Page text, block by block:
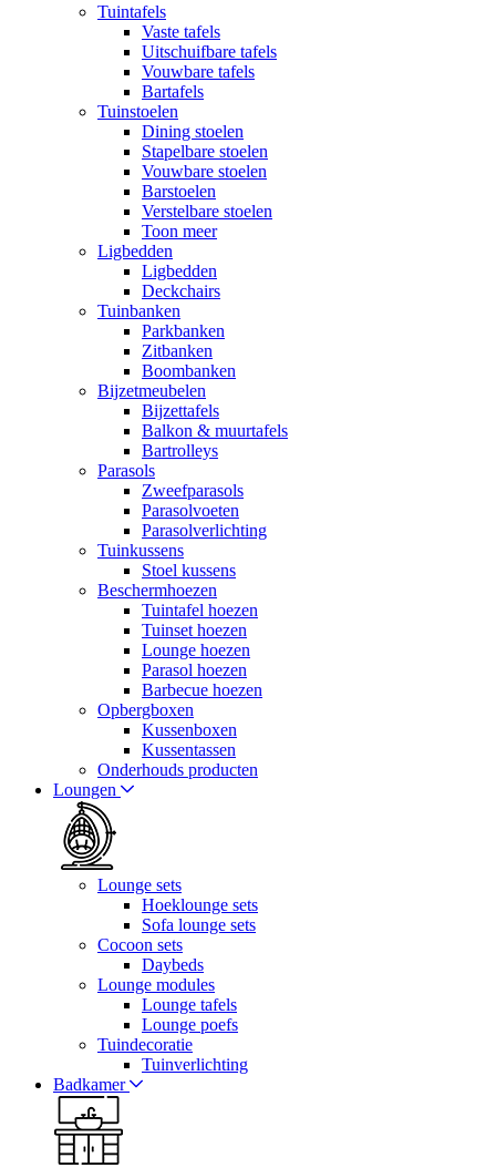
Tuintafels
Vaste tafels
Uitschuifbare tafels
Vouwbare tafels
Bartafels
Tuinstoelen
Dining stoelen
Stapelbare stoelen
Vouwbare stoelen
Barstoelen
Verstelbare stoelen
Toon meer
Ligbedden
Ligbedden
Deckchairs
Tuinbanken
Parkbanken
Zitbanken
Boombanken
Bijzetmeubelen
Bijzettafels
Balkon & muurtafels
Bartrolleys
Parasols
Zweefparasols
Parasolvoeten
Parasolverlichting
Tuinkussens
Stoel kussens
Beschermhoezen
Tuintafel hoezen
Tuinset hoezen
Lounge hoezen
Parasol hoezen
Barbecue hoezen
Opbergboxen
Kussenboxen
Kussentassen
Onderhouds producten
Loungen
Lounge sets
Hoeklounge sets
Sofa lounge sets
Cocoon sets
Daybeds
Lounge modules
Lounge tafels
Lounge poefs
Tuindecoratie
Tuinverlichting
Badkamer